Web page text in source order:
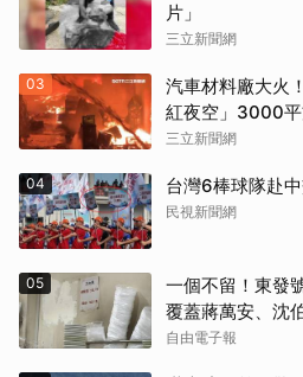
片」
三立新聞網
03
汽車材料廠大火
紅夜空」3000
三立新聞網
04 台灣6棒球隊赴
民視新聞網
05
一個不留！東發
覆蓋蔣萬安、沈
自由電子報